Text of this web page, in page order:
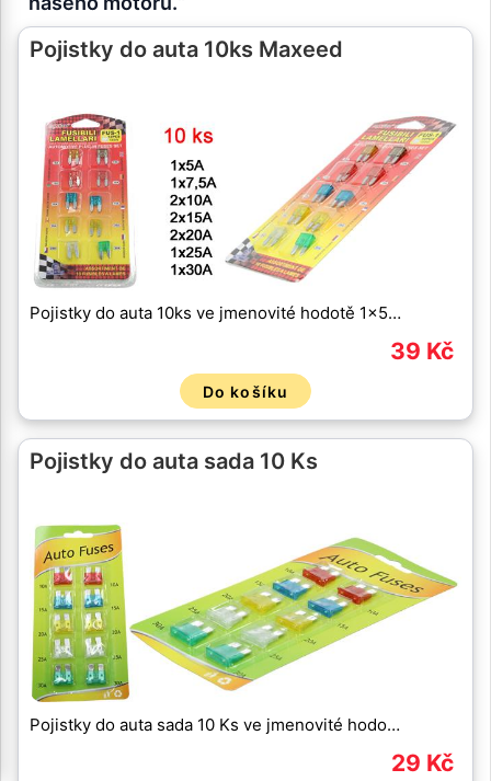
Pojistky do auta 10ks Maxeed
Pojistky do auta 10ks ve jmenovité hodotě 1x5…
39 Kč
Do košíku
Pojistky do auta sada 10 Ks
Pojistky do auta sada 10 Ks ve jmenovité hodo…
29 Kč